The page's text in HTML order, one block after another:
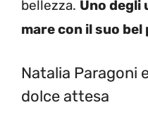
bellezza. Uno degli
mare con il suo bel
Natalia Paragoni
dolce attesa